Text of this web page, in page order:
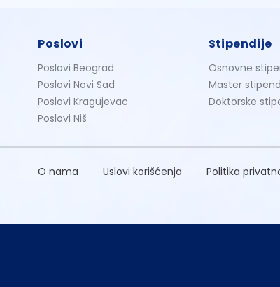
Poslovi
Poslovi Beograd
Poslovi Novi Sad
Poslovi Kragujevac
Poslovi Niš
Stipendije
Osnovne
Master
Doktorske
O nama Uslovi korišćenja Politika